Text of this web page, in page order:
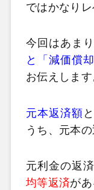
ではかなりレ
今回はあま
と「減価償
お伝えします
元本返済額
うち、元本
元利金の返
均等返済があ